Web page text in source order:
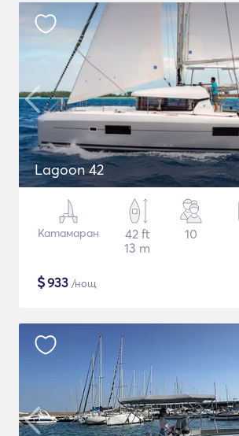
Lagoon 42
Катамаран
42 ft
13 m
10
$933 /нощ